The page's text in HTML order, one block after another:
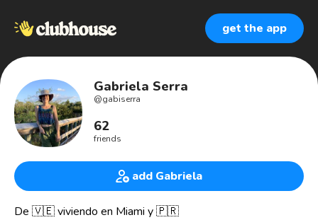
get the app
Gabriela Serra
@gabiserra
62
friends
add Gabriela
De 🇻🇪 viviendo en Miami y 🇵🇷